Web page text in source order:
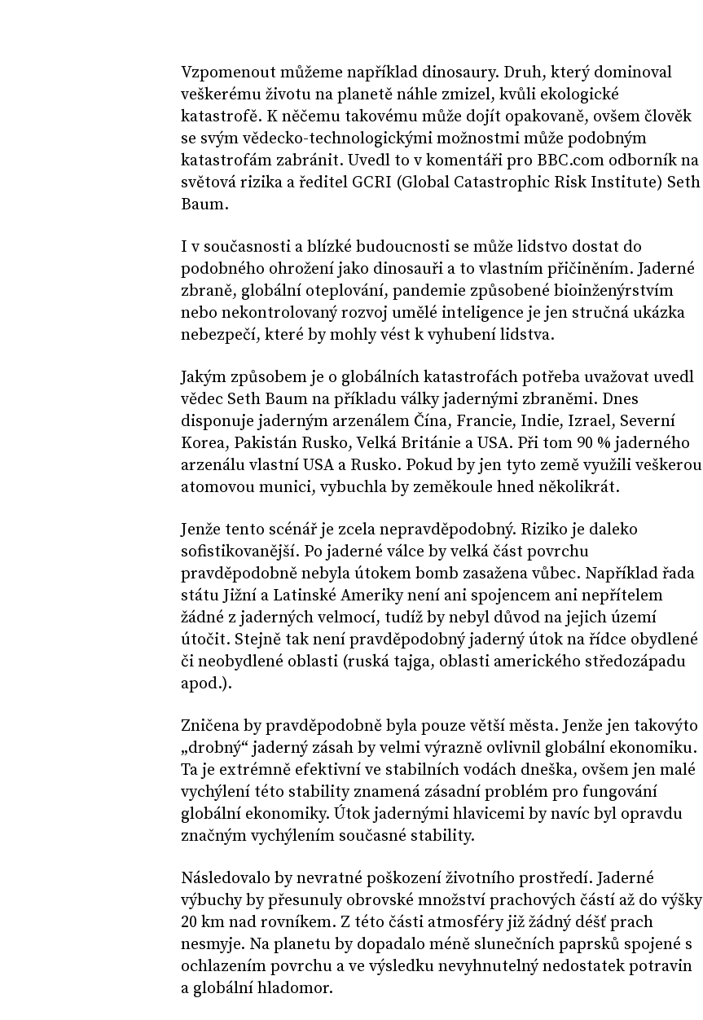
Vzpomenout můžeme například dinosaury. Druh, který dominoval
veškerému životu na planetě náhle zmizel, kvůli ekologické
katastrofě. K něčemu takovému může dojít opakovaně, ovšem člověk
se svým vědecko-technologickými možnostmi může podobným
katastrofám zabránit. Uvedl to v komentáři pro BBC.com odborník na
světová rizika a ředitel GCRI (Global Catastrophic Risk Institute) Seth
Baum.
I v současnosti a blízké budoucnosti se může lidstvo dostat do
podobného ohrožení jako dinosauři a to vlastním přičiněním. Jaderné
zbraně, globální oteplování, pandemie způsobené bioinženýrstvím
nebo nekontrolovaný rozvoj umělé inteligence je jen stručná ukázka
nebezpečí, které by mohly vést k vyhubení lidstva.
Jakým způsobem je o globálních katastrofách potřeba uvažovat uvedl
vědec Seth Baum na příkladu války jadernými zbraněmi. Dnes
disponuje jaderným arzenálem Čína, Francie, Indie, Izrael, Severní
Korea, Pakistán Rusko, Velká Británie a USA. Při tom 90 % jaderného
arzenálu vlastní USA a Rusko. Pokud by jen tyto země využili veškerou
atomovou munici, vybuchla by zeměkoule hned několikrát.
Jenže tento scénář je zcela nepravděpodobný. Riziko je daleko
sofistikovanější. Po jaderné válce by velká část povrchu
pravděpodobně nebyla útokem bomb zasažena vůbec. Například řada
státu Jižní a Latinské Ameriky není ani spojencem ani nepřítelem
žádné z jaderných velmocí, tudíž by nebyl důvod na jejich území
útočit. Stejně tak není pravděpodobný jaderný útok na řídce obydlené
či neobydlené oblasti (ruská tajga, oblasti amerického středozápadu
apod.).
Zničena by pravděpodobně byla pouze větší města. Jenže jen takovýto
„drobný“ jaderný zásah by velmi výrazně ovlivnil globální ekonomiku.
Ta je extrémně efektivní ve stabilních vodách dneška, ovšem jen malé
vychýlení této stability znamená zásadní problém pro fungování
globální ekonomiky. Útok jadernými hlavicemi by navíc byl opravdu
značným vychýlením současné stability.
Následovalo by nevratné poškození životního prostředí. Jaderné
výbuchy by přesunuly obrovské množství prachových částí až do výšky
20 km nad rovníkem. Z této části atmosféry již žádný déšť prach
nesmyje. Na planetu by dopadalo méně slunečních paprsků spojené s
ochlazením povrchu a ve výsledku nevyhnutelný nedostatek potravin
a globální hladomor.